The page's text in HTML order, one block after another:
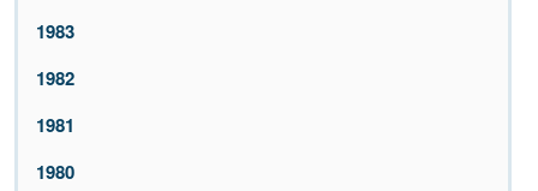
1983
1982
1981
1980